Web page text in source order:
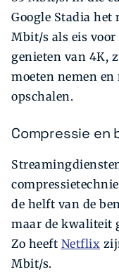
Google Stadia het
Mbit/s als eis
genieten van 4K,
moeten nemen
opschalen.
Compressie en
de helft van de
maar de kwaliteit
Zo heeft Netflix
Mbit/s.